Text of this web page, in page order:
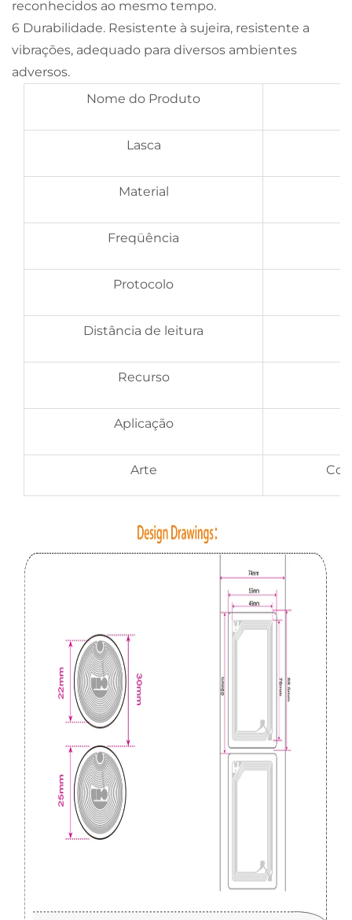
reconhecidos ao mesmo tempo.
6 Durabilidade. Resistente à sujeira, resistente a
vibrações, adequado para diversos ambientes
adversos.
Nome do Produto
Lasca
Material
Freqüência
Protocolo
Distância de leitura
Recurso
Aplicação
Arte